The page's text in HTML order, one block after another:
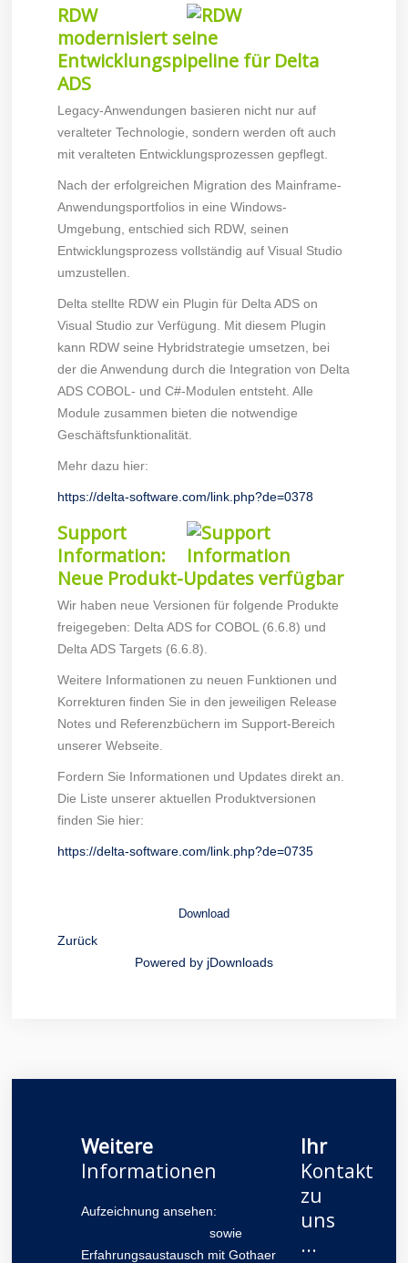
RDW
modernisiert seine
Entwicklungspipeline für Delta
ADS
Legacy-Anwendungen basieren nicht nur auf
veralteter Technologie, sondern werden oft auch
mit veralteten Entwicklungsprozessen gepflegt.
Nach der erfolgreichen Migration des Mainframe-
Anwendungsportfolios in eine Windows-
Umgebung, entschied sich RDW, seinen
Entwicklungsprozess vollständig auf Visual Studio
umzustellen.
Delta stellte RDW ein Plugin für Delta ADS on
Visual Studio zur Verfügung. Mit diesem Plugin
kann RDW seine Hybridstrategie umsetzen, bei
der die Anwendung durch die Integration von Delta
ADS COBOL- und C#-Modulen entsteht. Alle
Module zusammen bieten die notwendige
Geschäftsfunktionalität.
Mehr dazu hier:
https://delta-software.com/link.php?de=0378
Support
Information:
Neue Produkt-Updates verfügbar
Wir haben neue Versionen für folgende Produkte
freigegeben: Delta ADS for COBOL (6.6.8) und
Delta ADS Targets (6.6.8).
Weitere Informationen zu neuen Funktionen und
Korrekturen finden Sie in den jeweiligen Release
Notes und Referenzbüchern im Support-Bereich
unserer Webseite.
Fordern Sie Informationen und Updates direkt an.
Die Liste unserer aktuellen Produktversionen
finden Sie hier:
https://delta-software.com/link.php?de=0735
Download
Zurück
Powered by jDownloads
Weitere
Informationen
Aufzeichnung ansehen:
sowie
Erfahrungsaustausch mit Gothaer
Ihr
Kontakt
zu
uns
...